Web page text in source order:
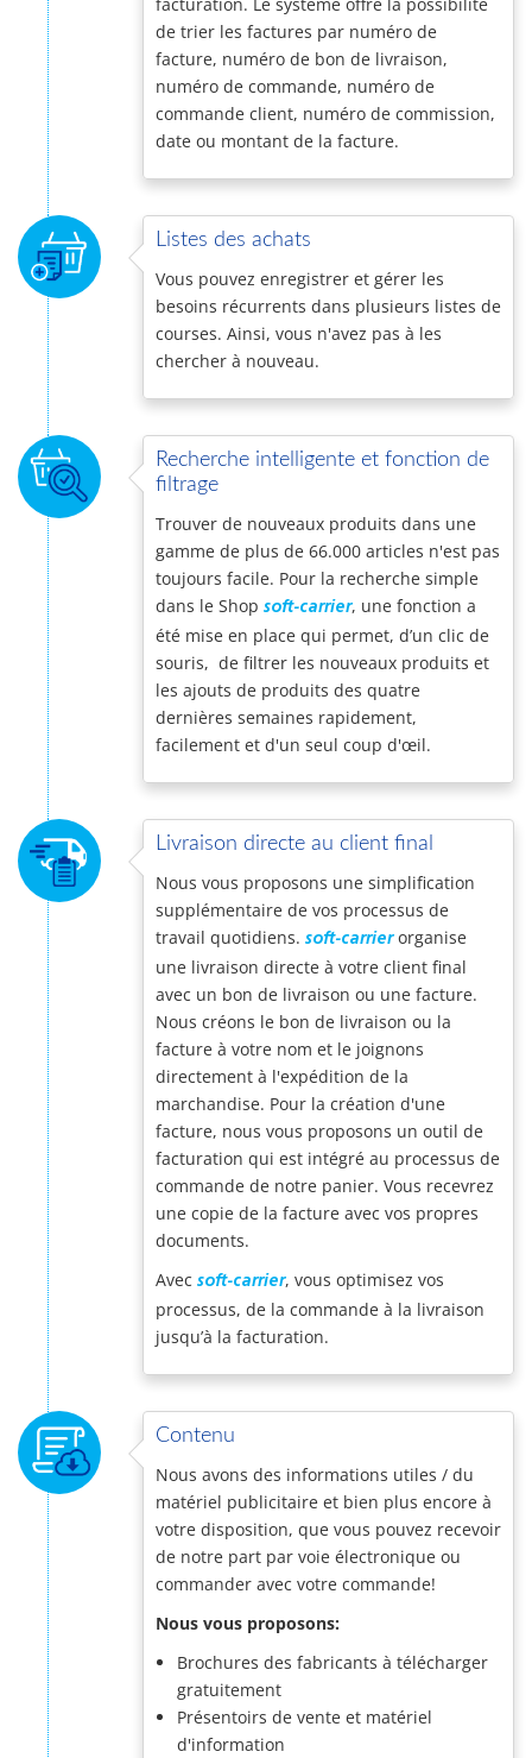
facturation. Le système offre la possibilité
de trier les factures par numéro de
facture, numéro de bon de livraison,
numéro de commande, numéro de
commande client, numéro de commission,
date ou montant de la facture.
Listes des achats
Vous pouvez enregistrer et gérer les
besoins récurrents dans plusieurs listes de
courses. Ainsi, vous n'avez pas à les
chercher à nouveau.
Recherche intelligente et fonction de
filtrage
Trouver de nouveaux produits dans une
gamme de plus de 66.000 articles n'est pas
toujours facile. Pour la recherche simple
dans le Shop soft-carrier, une fonction a
été mise en place qui permet, d’un clic de
souris, de filtrer les nouveaux produits et
les ajouts de produits des quatre
dernières semaines rapidement,
facilement et d'un seul coup d'œil.
Livraison directe au client final
Nous vous proposons une simplification
supplémentaire de vos processus de
travail quotidiens. soft-carrierorganise
une livraison directe à votre client final
avec un bon de livraison ou une facture.
Nous créons le bon de livraison ou la
facture à votre nom et le joignons
directement à l'expédition de la
marchandise. Pour la création d'une
facture, nous vous proposons un outil de
facturation qui est intégré au processus de
commande de notre panier. Vous recevrez
une copie de la facture avec vos propres
documents.
Avec soft-carrier, vous optimisez vos
processus, de la commande à la livraison
jusqu’à la facturation.
Contenu
Nous avons des informations utiles / du
matériel publicitaire et bien plus encore à
votre disposition, que vous pouvez recevoir
de notre part par voie électronique ou
commander avec votre commande!
Nous vous proposons:
Brochures des fabricants à télécharger
gratuitement
Présentoirs de vente et matériel
d'information